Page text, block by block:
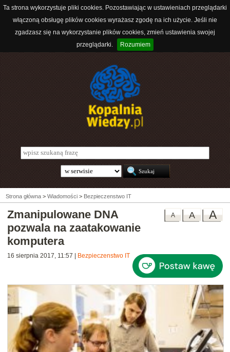
Ta strona wykorzystuje pliki cookies. Pozostawiając w ustawieniach przeglądarki
włączoną obsługę plików cookies wyrażasz zgodę na ich użycie. Jeśli nie
zgadzasz się na wykorzystanie plików cookies, zmień ustawienia swojej
przeglądarki.
Rozumiem
Strona główna > Wiadomości > Bezpieczenstwo IT
A
A
A
Zmanipulowane DNA
pozwala na zaatakowanie
komputera
16 sierpnia 2017, 11:57 Bezpieczenstwo IT